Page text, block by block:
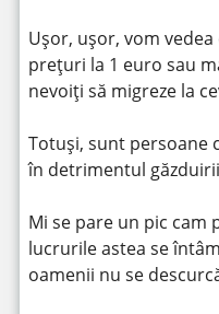
Ușor, ușor, vom
prețuri la 1 euro sau
nevoiți să migreze la
Totuși, sunt persoane
în detrimentul
Mi se pare un pic cam
lucrurile astea se
oamenii nu se